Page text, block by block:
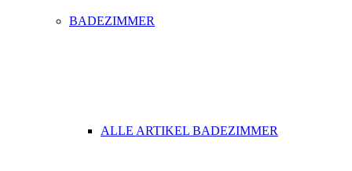
BADEZIMMER
ALLE ARTIKEL BADEZIMMER